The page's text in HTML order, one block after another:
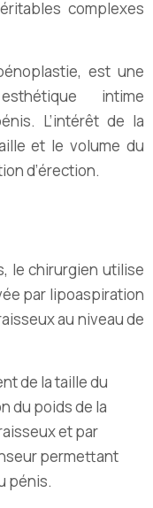
complexes
est une
intime
L’intérêt de la
et le volume du
d’érection.
le chirurgien utilise
par lipoaspiration
au niveau de
de la taille du
du poids de la
et par
permettant
pénis.